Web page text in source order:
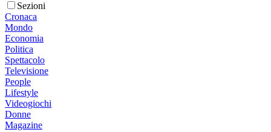
Sezioni
Cronaca
Mondo
Economia
Politica
Spettacolo
Televisione
People
Lifestyle
Videogiochi
Donne
Magazine